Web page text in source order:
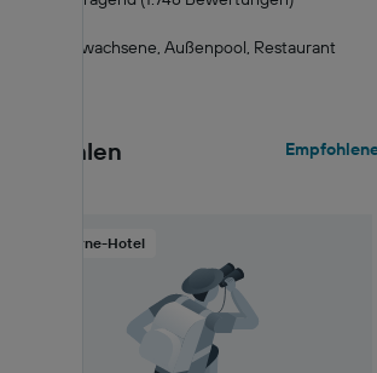
Nur für Erwachsene, Außenpool, Restaurant
Empfohlen
4-Sterne-Hotel